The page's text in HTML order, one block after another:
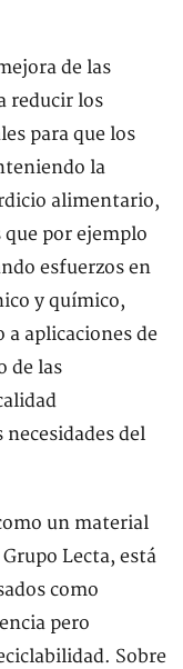
de las
reducir los
para que los
la
alimentario,
que por ejemplo
esfuerzos en
y químico,
aplicaciones de
de las
del
un material
Lecta, está
como
pero
Sobre